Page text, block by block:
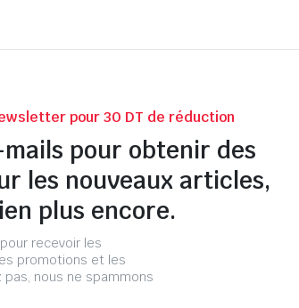
pour 30 DT de réduction
mails pour obtenir des
les nouveaux articles,
plus encore.
recevoir les
promotions et les
nous ne spammons